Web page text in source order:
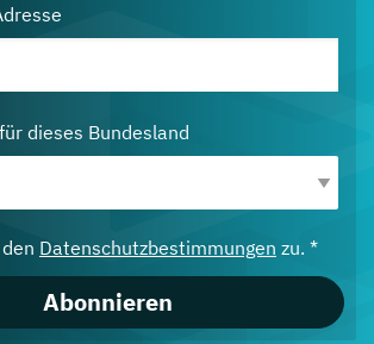
dieses Bundesland
Datenschutzbestimmungen zu. *
Abonnieren